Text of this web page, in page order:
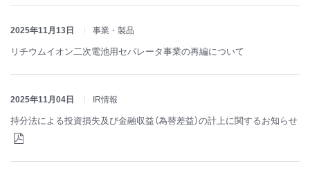
2025年11月13日 事業・製品
リチウムイオン二次電池用セパレータ事業の再編について
2025年11月04日 IR情報
持分法による投資損失及び金融収益（為替差益）の計上に関するお知らせ